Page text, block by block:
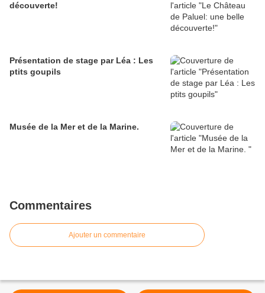
découverte!
Présentation de stage par Léa : Les
ptits goupils
Musée de la Mer et de la Marine.
Commentaires
Ajouter un commentaire